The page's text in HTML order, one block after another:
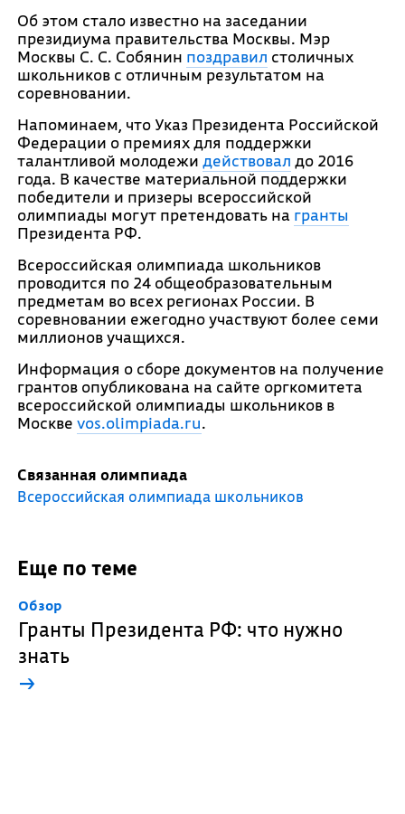
Об этом стало известно на заседании
президиума правительства Москвы. Мэр
Москвы С. С. Собянин поздравил столичных
школьников с отличным результатом на
соревновании.
Напоминаем, что Указ Президента Российской
Федерации о премиях для поддержки
талантливой молодежи действовал до 2016
года. В качестве материальной поддержки
победители и призеры всероссийской
олимпиады могут претендовать на гранты
Президента РФ.
Всероссийская олимпиада школьников
проводится по 24 общеобразовательным
предметам во всех регионах России. В
соревновании ежегодно участвуют более семи
миллионов учащихся.
Информация о сборе документов на получение
грантов опубликована на сайте оргкомитета
всероссийской олимпиады школьников в
Москве vos.olimpiada.ru.
Связанная олимпиада
Всероссийская олимпиада школьников
Еще по теме
Обзор
Гранты Президента РФ: что нужно
знать
→